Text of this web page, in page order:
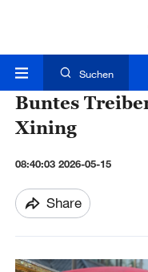
Suchen
Buntes
Xining
08:40:03 2026-05-15
Share